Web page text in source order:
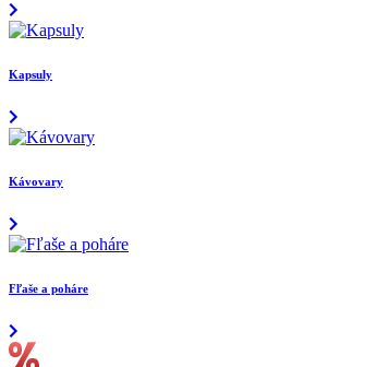
Kapsuly
Kávovary
Fľaše a poháre